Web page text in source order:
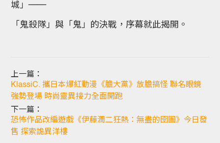
城」──
「鬼殺隊」與「鬼」的決戰，序幕就此揭開。
上一篇：
KlassiC. 攜日本爆紅動漫《膽大黨》放膽搞怪 聯名眼鏡
強勢登場 時尚靈異接力全面開跑
下一篇：
恐怖作品改編遊戲《伊藤潤二狂熱：無盡的囹圄》今日發
售 探索詭異洋樓